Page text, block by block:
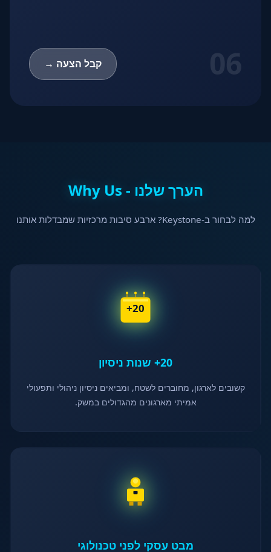
06 קבל הצעה →
הערך שלנו - Why Us
למה לבחור ב-Keystone? ארבע סיבות מרכזיות שמבדלות אותנו
20+
20+ שנות ניסיון
קשובים לארגון, מחוברים לשטח, ומביאים ניסיון ניהולי ותפעולי
אמיתי מארגונים מהגדולים במשק.
מבט עסקי לפני טכנולוגי